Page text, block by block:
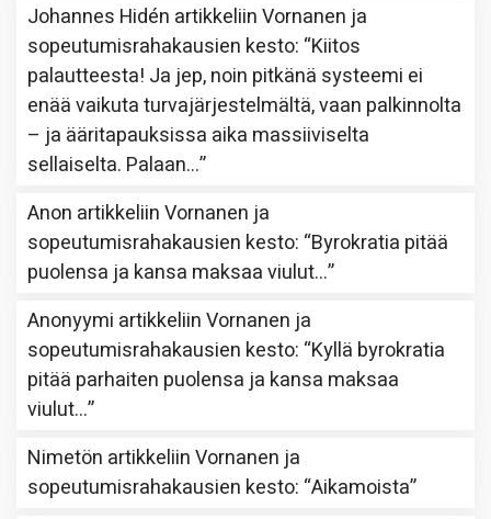
Johannes Hidén artikkeliinVornanen ja
sopeutumisrahakausien kesto: “Kiitos
palautteesta! Ja jep, noin pitkänä systeemi ei
enää vaikuta turvajärjestelmältä, vaan palkinnolta
– ja ääritapauksissa aika massiiviselta
sellaiselta. Palaan…”
Anon artikkeliinVornanen ja
sopeutumisrahakausien kesto: “Byrokratia pitää
puolensa ja kansa maksaa viulut…”
Anonyymi artikkeliinVornanen ja
sopeutumisrahakausien kesto: “Kyllä byrokratia
pitää parhaiten puolensa ja kansa maksaa
viulut…”
Nimetön artikkeliinVornanen ja
sopeutumisrahakausien kesto: “Aikamoista”